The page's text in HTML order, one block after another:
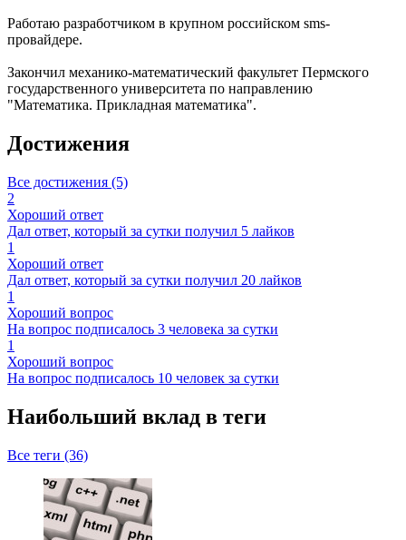
Работаю разработчиком в крупном российском sms-
провайдере.
Закончил механико-математический факультет Пермского
государственного университета по направлению
"Математика. Прикладная математика".
Достижения
Все достижения (5)
2
Хороший ответ
Дал ответ, который за сутки получил 5 лайков
1
Хороший ответ
Дал ответ, который за сутки получил 20 лайков
1
Хороший вопрос
На вопрос подписалось 3 человека за сутки
1
Хороший вопрос
На вопрос подписалось 10 человек за сутки
Наибольший вклад в теги
Все теги (36)